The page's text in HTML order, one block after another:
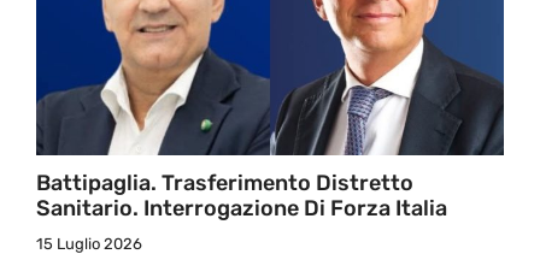
Battipaglia. Trasferimento Distretto
Sanitario. Interrogazione Di Forza Italia
15 Luglio 2026